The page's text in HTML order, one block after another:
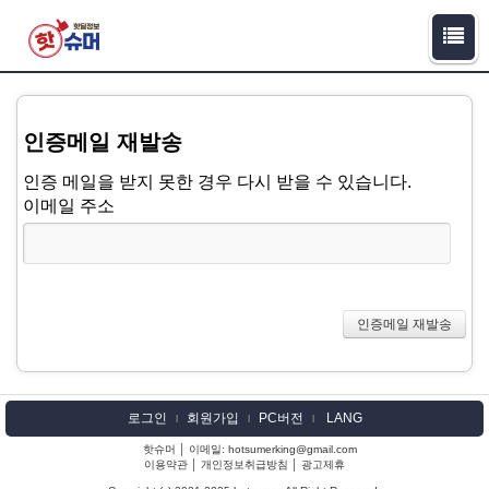
인증메일 재발송
인증 메일을 받지 못한 경우 다시 받을 수 있습니다.
이메일 주소
로그인 l 회원가입 l PC버전 l LANG
핫슈머 │ 이메일: hotsumerking@gmail.com
이용약관
개인정보취급방침 광고제휴